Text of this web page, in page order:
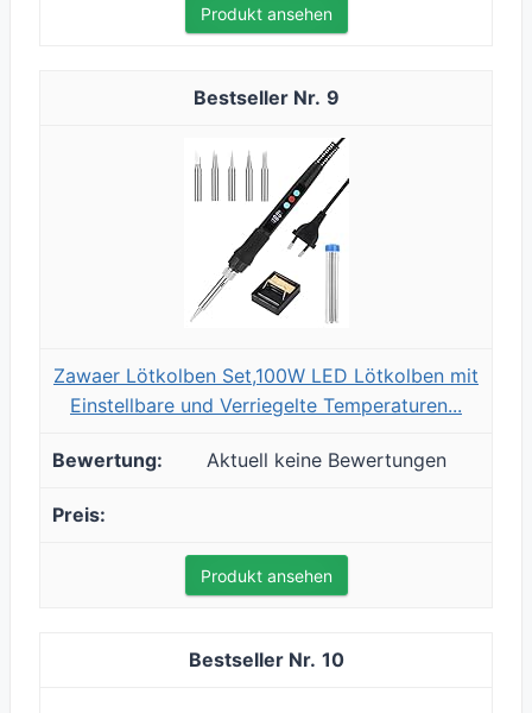
Produkt ansehen
9
Zawaer Lötkolben Set,100W LED Lötkolben mit
Einstellbare und Verriegelte Temperaturen...
Aktuell keine Bewertungen
Produkt ansehen
10